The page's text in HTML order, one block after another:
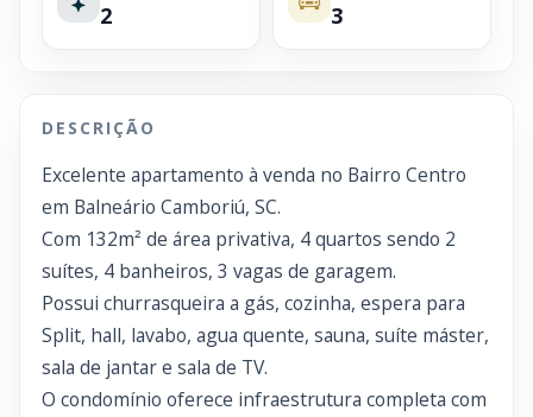
2 3
DESCRIÇÃO
Excelente apartamento à venda no Bairro Centro
em Balneário Camboriú, SC.
Com 132m² de área privativa, 4 quartos sendo 2
suítes, 4 banheiros, 3 vagas de garagem.
Possui churrasqueira a gás, cozinha, espera para
Split, hall, lavabo, agua quente, sauna, suíte máster,
sala de jantar e sala de TV.
O condomínio oferece infraestrutura completa com